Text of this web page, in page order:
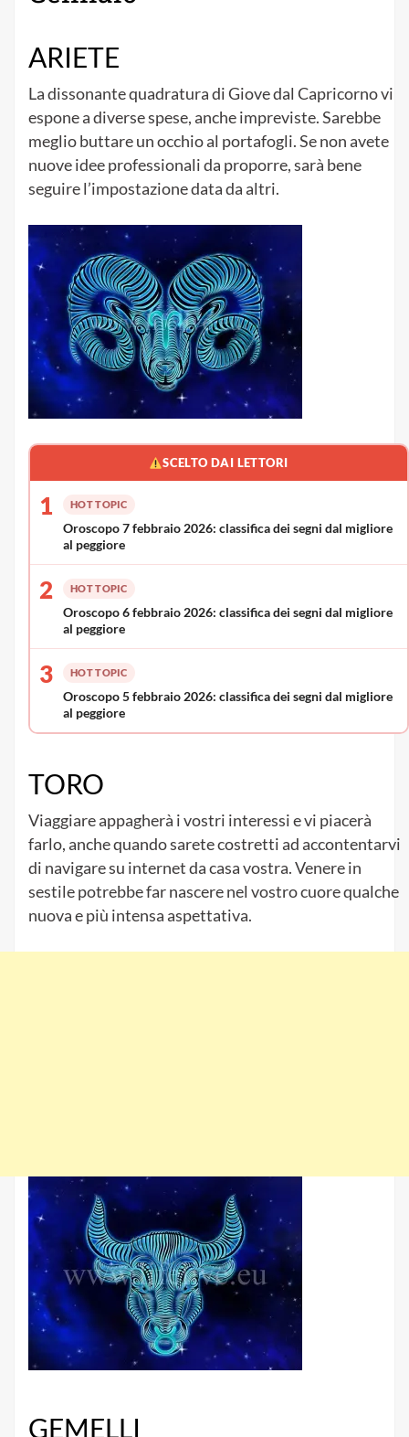
ARIETE
La dissonante quadratura di Giove dal Capricorno vi
espone a diverse spese, anche impreviste. Sarebbe
meglio buttare un occhio al portafogli. Se non avete
nuove idee professionali da proporre, sarà bene
seguire l’impostazione data da altri.
SCELTO DAI LETTORI
1 HOT TOPIC
Oroscopo 7 febbraio 2026: classifica dei segni dal migliore
al peggiore
2 HOT TOPIC
Oroscopo 6 febbraio 2026: classifica dei segni dal migliore
al peggiore
3 HOT TOPIC
Oroscopo 5 febbraio 2026: classifica dei segni dal migliore
al peggiore
TORO
Viaggiare appagherà i vostri interessi e vi piacerà
farlo, anche quando sarete costretti ad accontentarvi
di navigare su internet da casa vostra. Venere in
sestile potrebbe far nascere nel vostro cuore qualche
nuova e più intensa aspettativa.
GEMELLI